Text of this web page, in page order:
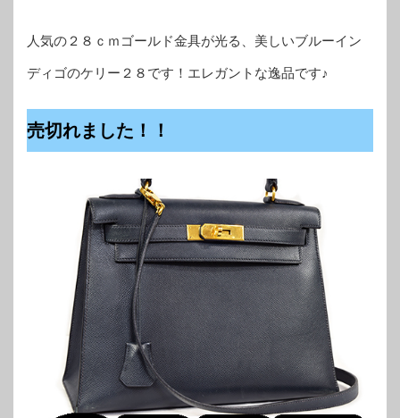
人気の２８ｃｍゴールド金具が光る、美しいブルーイン
ディゴのケリー２８です！エレガントな逸品です♪
売切れました！！